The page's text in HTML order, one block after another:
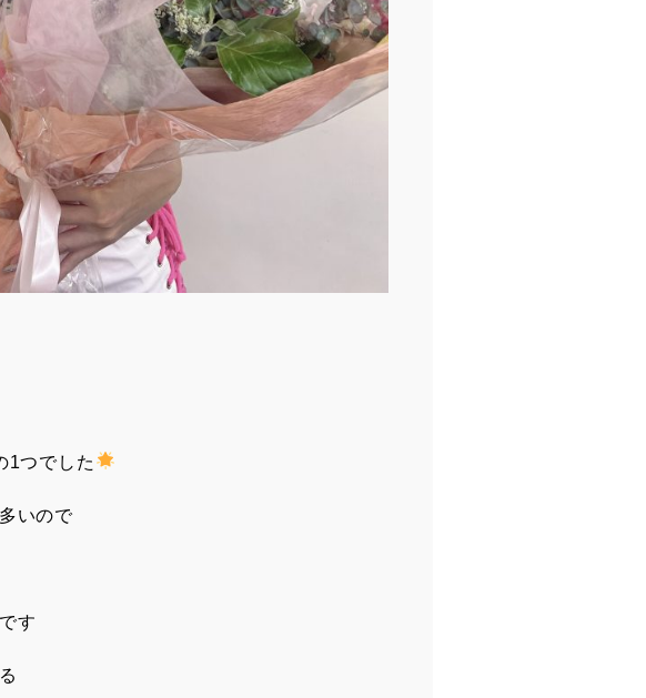
1つでした
いので
す